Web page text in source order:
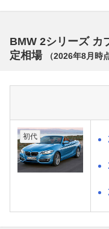
BMW 2シリーズ カ
定相場
（2026年8月 時
初代